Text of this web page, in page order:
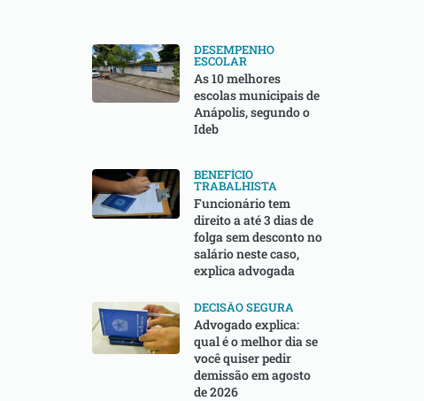
DESEMPENHO
ESCOLAR
As 10 melhores
escolas municipais de
Anápolis, segundo o
Ideb
BENEFÍCIO
TRABALHISTA
Funcionário tem
direito a até 3 dias de
folga sem desconto no
salário neste caso,
explica advogada
DECISÃO SEGURA
Advogado explica:
qual é o melhor dia se
você quiser pedir
demissão em agosto
de 2026